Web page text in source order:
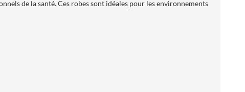
de la santé. Ces robes sont idéales pour les environnements